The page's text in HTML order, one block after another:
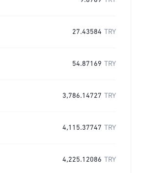
27.43584 TRY
54.87169 TRY
3,786.14727 TRY
4,115.37747 TRY
4,225.12086 TRY